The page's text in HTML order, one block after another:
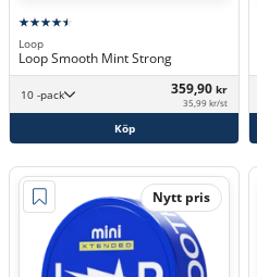
Loop
Loop Smooth Mint Strong
10 -pack 359,90 kr
35,99 kr/st
Köp
Nytt pris